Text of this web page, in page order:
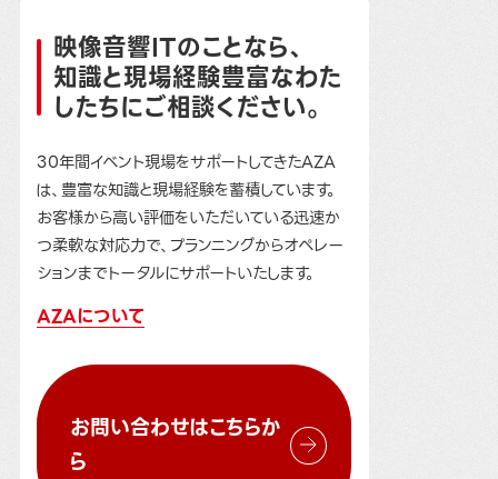
映像音響ITのことなら、
知識と現場経験豊富なわた
したちにご相談ください。
30年間イベント現場をサポートしてきたAZA
は、豊富な知識と現場経験を蓄積しています。
お客様から高い評価をいただいている迅速か
つ柔軟な対応力で、プランニングからオペレー
ションまでトータルにサポートいたします。
AZAについて
お問い合わせはこちらか
ら